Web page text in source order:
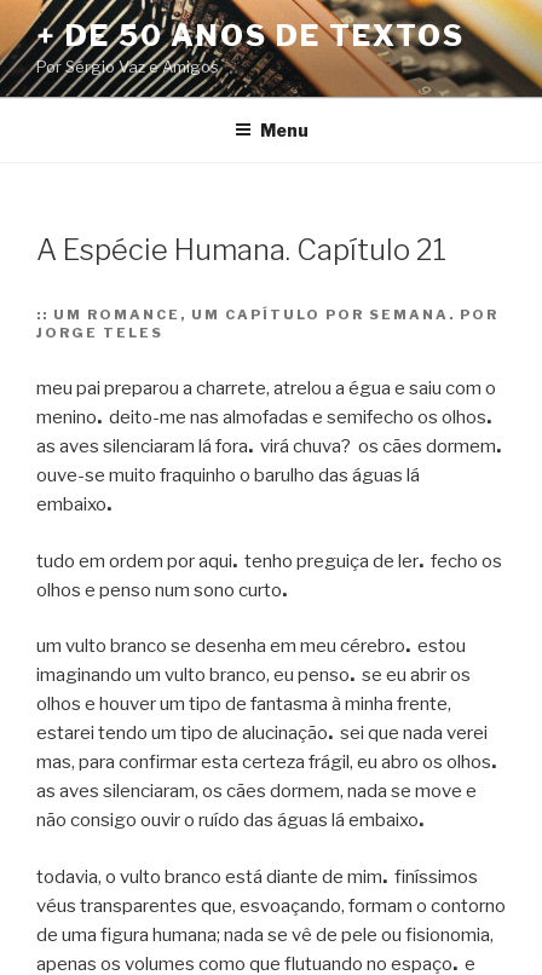
Pular
para
o
conteúdo
+ DE 50 ANOS DE TEXTOS
Por Sérgio Vaz e Amigos
Menu
A Espécie Humana. Capítulo 21
:: UM ROMANCE, UM CAPÍTULO POR SEMANA. POR
JORGE TELES
meu pai preparou a charrete, atrelou a égua e saiu com o
menino. deito-me nas almofadas e semifecho os olhos.
as aves silenciaram lá fora. virá chuva? os cães dormem.
ouve-se muito fraquinho o barulho das águas lá
embaixo.
tudo em ordem por aqui. tenho preguiça de ler. fecho os
olhos e penso num sono curto.
um vulto branco se desenha em meu cérebro. estou
imaginando um vulto branco, eu penso. se eu abrir os
olhos e houver um tipo de fantasma à minha frente,
estarei tendo um tipo de alucinação. sei que nada verei
mas, para confirmar esta certeza frágil, eu abro os olhos.
as aves silenciaram, os cães dormem, nada se move e
não consigo ouvir o ruído das águas lá embaixo.
todavia, o vulto branco está diante de mim. finíssimos
véus transparentes que, esvoaçando, formam o contorno
de uma figura humana; nada se vê de pele ou fisionomia,
apenas os volumes como que flutuando no espaço. e